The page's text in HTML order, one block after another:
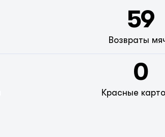
59
Возвраты
0
Красные